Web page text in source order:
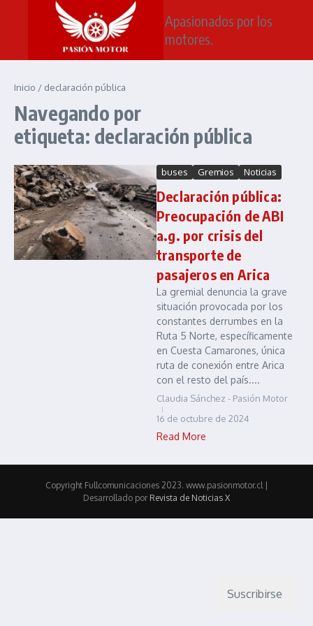
Saltar al contenido
Apasionados por los
motores.
Inicio / declaración pública
Navegando por
etiqueta: declaración pública
buses Gremios Noticias
Declaración pública:
Preocupación de ABI
a.g. por crisis del
transporte de
pasajeros en Arica
La gremial denuncia la grave
situación provocada por los
constantes derrumbes en la
Ruta 5 Norte, específicamente
en Cuesta Camarones, única
ruta de conexión entre Arica
con el resto del país....
Claudia Sánchez - Pasión Motor
16 de octubre de 2024
Read More
Copyright Fullcomunicaciones 2023. www.pasionmotor.cl |
Desarrollado por Revista de Noticias X
Suscribirse